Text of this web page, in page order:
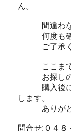
ん。
間違わな
何度も確認
ご了承く
ここまで読
お探しの１
購入後に喜
します。
ありがと
問合せ:０４８